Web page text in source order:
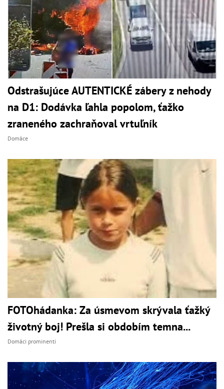
Odstrašujúce AUTENTICKÉ zábery z nehody
na D1: Dodávka ľahla popolom, ťažko
zraneného zachraňoval vrtuľník
Domáce
FOTOhádanka: Za úsmevom skrývala ťažký
životný boj! Prešla si obdobím temna...
Domáci prominenti